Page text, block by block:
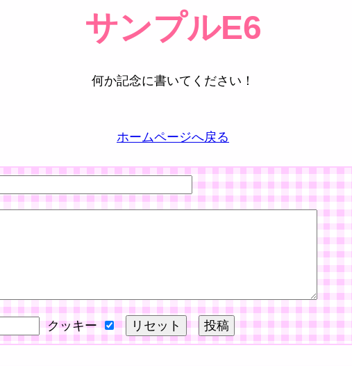
サンプルE6
何か記念に書いてください！
ホームページへ戻る
クッキー